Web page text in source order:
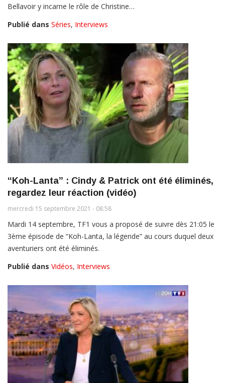
Bellavoir y incarne le rôle de Christine…
Publié dans Séries, Interviews
“Koh-Lanta” : Cindy & Patrick ont été éliminés,
regardez leur réaction (vidéo)
mercredi 15 septembre 2021 - 08:58
Mardi 14 septembre, TF1 vous a proposé de suivre dès 21:05 le
3ème épisode de “Koh-Lanta, la légende” au cours duquel deux
aventuriers ont été éliminés.
Publié dans Vidéos, Interviews